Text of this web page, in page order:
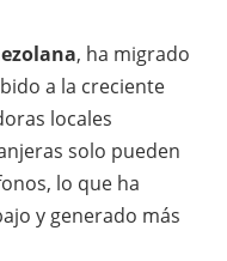
, ha migrado
a la creciente
locales
solo pueden
lo que ha
y generado más